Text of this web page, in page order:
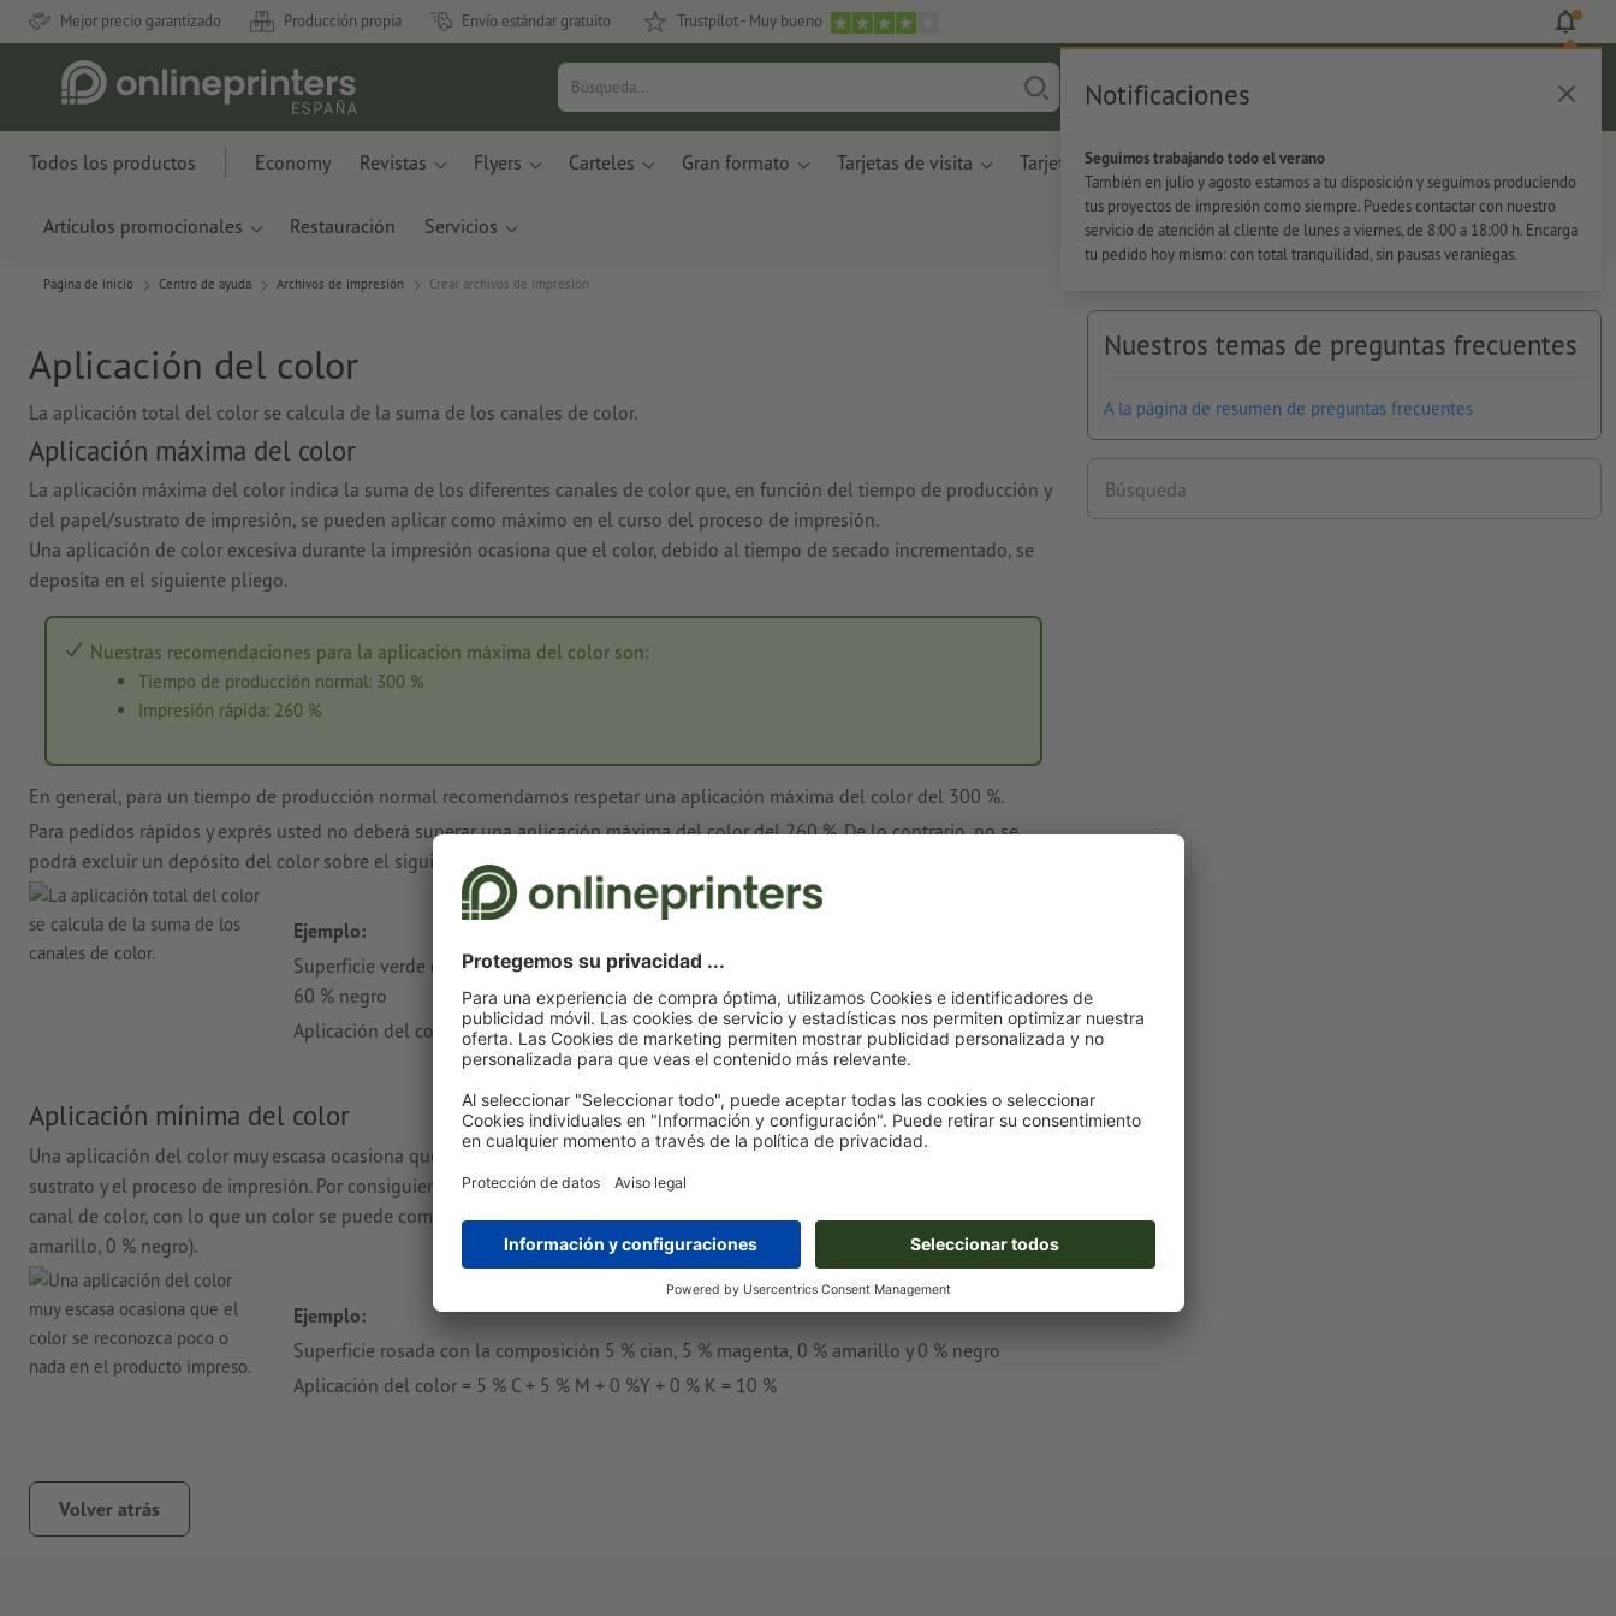
Mejor precio garantizado Producción propia Envío estándar gratuito Trustpilot - Muy bueno
Notificaciones
Seguimos trabajando todo el verano
También en julio y agosto estamos a tu disposición y seguimos produciendo
tus proyectos de impresión como siempre. Puedes contactar con nuestro
servicio de atención al cliente de lunes a viernes, de 8:00 a 18:00 h. Encarga
tu pedido hoy mismo: con total tranquilidad, sin pausas veraniegas.
Cesta
Todos los productos Economy Revistas Flyers Carteles Gran formato Tarjetas de visita Tarjetas Oficina Adhesivos
Artículos promocionales Restauración Servicios
Página de inicio Centro de ayuda Archivos de impresión Crear archivos de impresión
Aplicación del color
La aplicación total del color se calcula de la suma de los canales de color.
Aplicación máxima del color
La aplicación máxima del color indica la suma de los diferentes canales de color que, en función del tiempo de producción y
del papel/sustrato de impresión, se pueden aplicar como máximo en el curso del proceso de impresión.
Una aplicación de color excesiva durante la impresión ocasiona que el color, debido al tiempo de secado incrementado, se
deposita en el siguiente pliego.
Nuestras recomendaciones para la aplicación máxima del color son:
Tiempo de producción normal: 300 %
Impresión rápida: 260 %
En general, para un tiempo de producción normal recomendamos respetar una aplicación máxima del color del 300 %.
Para pedidos rápidos y exprés usted no deberá superar una aplicación máxima del color del 260 %. De lo contrario, no se
podrá excluir un depósito del color sobre el siguiente pliego debido a los tiempos de secado muy breves.
Ejemplo:
Superficie verde oscura con la composición 100 % cian, 40 % magenta, 100 % amarillo y
60 % negro
Aplicación del color = 100 % C + 40 % M + 100 % Y + 60 % K = 300 %
Aplicación mínima del color
Una aplicación del color muy escasa ocasiona que el color se reconozca poco o nada en el producto impreso, según el
sustrato y el proceso de impresión. Por consiguiente, recomendamos una aplicación mínima del color de un 3 al 5 % por
canal de color, con lo que un color se puede componer de un solo canal de color (por ejemplo 5 % cian, 0 % magenta, 0 %
amarillo, 0 % negro).
Ejemplo:
Superficie rosada con la composición 5 % cian, 5 % magenta, 0 % amarillo y 0 % negro
Aplicación del color = 5 % C + 5 % M + 0 %Y + 0 % K = 10 %
Nuestros temas de preguntas frecuentes
A la página de resumen de preguntas frecuentes
Búsqueda
Volver atrás